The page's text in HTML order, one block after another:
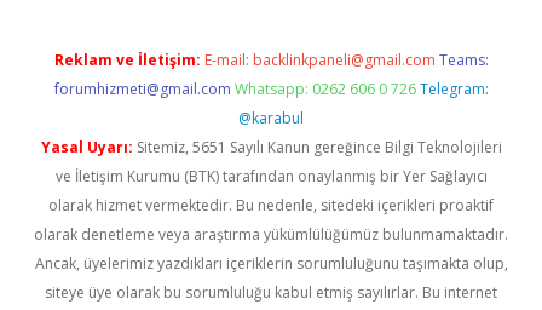
Reklam ve İletişim: E-mail: backlinkpaneli@gmail.com Teams:
forumhizmeti@gmail.com Whatsapp: 0262 606 0 726 Telegram:
@karabul
Yasal Uyarı: Sitemiz, 5651 Sayılı Kanun gereğince Bilgi Teknolojileri
ve İletişim Kurumu (BTK) tarafından onaylanmış bir Yer Sağlayıcı
olarak hizmet vermektedir. Bu nedenle, sitedeki içerikleri proaktif
olarak denetleme veya araştırma yükümlülüğümüz bulunmamaktadır.
Ancak, üyelerimiz yazdıkları içeriklerin sorumluluğunu taşımakta olup,
siteye üye olarak bu sorumluluğu kabul etmiş sayılırlar. Bu internet